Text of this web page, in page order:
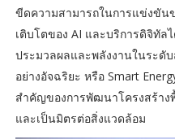
ขีดความสามารถในการแข่งขัน
เติบโตของ AI และบริการดิจิทัล
ประมวลผลและพลังงานในระดั
อย่างอัจฉริยะ หรือ Smart
สำคัญของการพัฒนาโครงสร้า
และเป็นมิตรต่อสิ่งแวดล้อม